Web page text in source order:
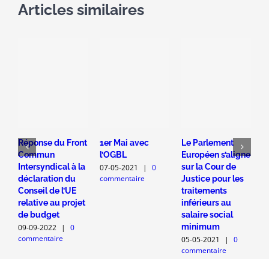
Articles similaires
Réponse du Front
Commun
Intersyndical à la
déclaration du
Conseil de l’UE
relative au projet
de budget
09-09-2022 |
0
commentaire
1er Mai avec
l’OGBL
07-05-2021 |
0
commentaire
Le Parlement
Européen s’aligne
sur la Cour de
Justice pour les
traitements
inférieurs au
salaire social
minimum
05-05-2021 |
0
commentaire